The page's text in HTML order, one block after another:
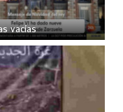
vacías